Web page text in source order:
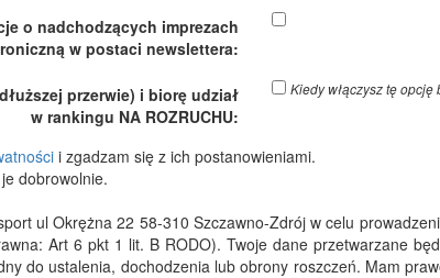
o nadchodzących imprezach
w postaci newslettera:
przerwie) i biorę udział
w rankingu NA ROZRUCHU:
Kiedy włączysz tę
i zgadzam się z ich postanowieniami.
dobrowolnie.
ul Okrężna 22 58-310 Szczawno-Zdrój w celu
Art 6 pkt 1 lit. B RODO). Twoje dane przetwarzane
do ustalenia, dochodzenia lub obrony roszczeń. Mam